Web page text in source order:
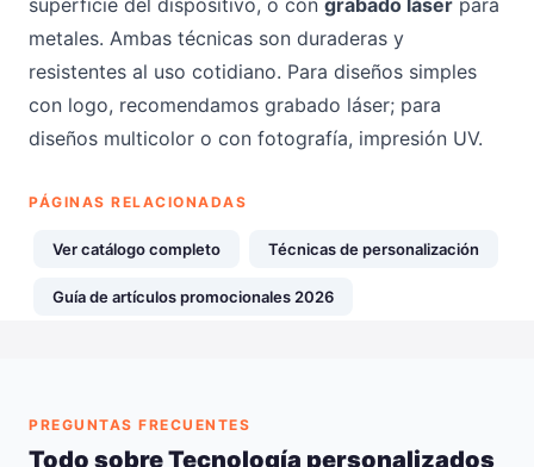
superficie del dispositivo, o con grabado láser para
metales. Ambas técnicas son duraderas y
resistentes al uso cotidiano. Para diseños simples
con logo, recomendamos grabado láser; para
diseños multicolor o con fotografía, impresión UV.
PÁGINAS RELACIONADAS
Ver catálogo completo Técnicas de personalización
Guía de artículos promocionales 2026
PREGUNTAS FRECUENTES
Todo sobre Tecnología personalizados